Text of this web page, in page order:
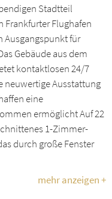
Stadtteil
Frankfurter Flughafen
Ausgangspunkt für
Gebäude aus dem
kontaktlosen 24/7
neuwertige Ausstattung
eine
ermöglicht Auf 22
1-Zimmer-
durch große Fenster
mehr anzeigen +